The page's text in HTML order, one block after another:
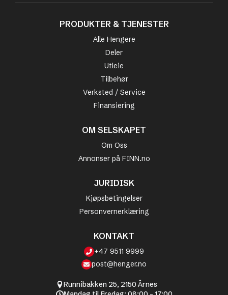
PRODUKTER & TJENESTER
Alle Hengere
Deler
Utleie
Tilbehør
Verksted / Service
Finansiering
OM SELSKAPET
Om Oss
Annonser på FINN.no
JURIDISK
Kjøpsbetingelser
Personvernerklæring
KONTAKT
+47 9511 9999
post@henger.no
Runnibakken 25, 2150 Årnes